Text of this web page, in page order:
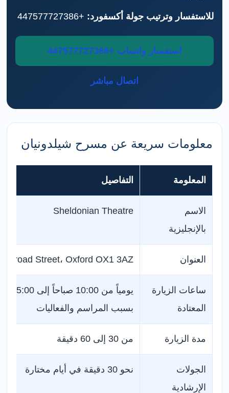
للاستفسار وترتيب جولة أكسفورد: +447577727386
استفسار واتساب +447577727386
اتصال مباشر
معلومات سريعة عن مسرح شيلدونيان
المعلومة التفاصيل
الاسم
بالإنجليزية
Sheldonian Theatre
العنوان Broad Street، Oxford OX1 3AZ
ساعات الزيارة
المعتادة
بسبب المراسم والفعاليات
مدة الزيارة من 30 إلى 60 دقيقة
الجولات
الإرشادية
نحو 30 دقيقة في أيام مختارة